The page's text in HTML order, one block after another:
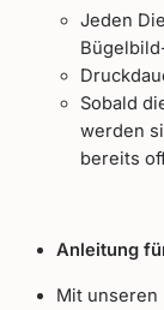
Jeden
Sobald
werden
bereits
Anleitung
Mit unseren